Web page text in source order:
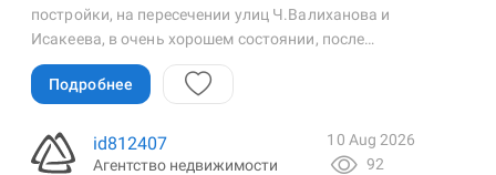
постройки, на пересечении улиц Ч.Валиханова и
Исакеева, в очень хорошем состоянии, после…
Подробнее
id812407
Агентство недвижимости
10 Aug 2026
92